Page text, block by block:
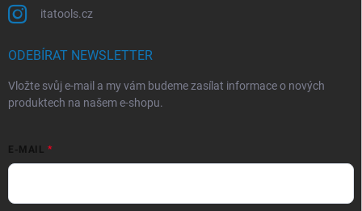
itatools.cz
ODEBÍRAT NEWSLETTER
Vložte svůj e-mail a my vám budeme zasílat informace o nových
produktech na našem e-shopu.
E-MAIL